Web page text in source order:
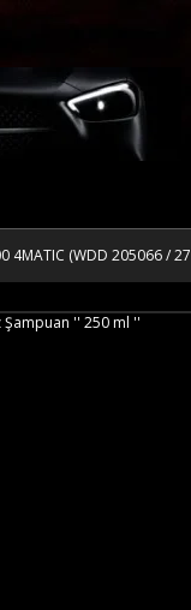
4MATIC (WDD 205066 /